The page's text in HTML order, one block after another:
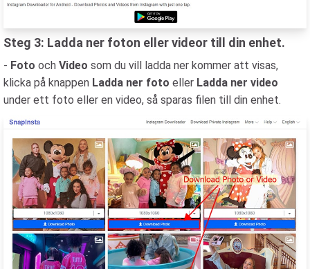
Steg 3: Ladda ner foton eller videor till din enhet.
- Foto och Video som du vill ladda ner kommer att visas,
klicka på knappen Ladda ner foto eller Ladda ner video
under ett foto eller en video, så sparas filen till din enhet.